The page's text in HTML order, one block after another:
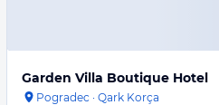
Garden Villa Boutique Hotel
Pogradec · Qark Korça